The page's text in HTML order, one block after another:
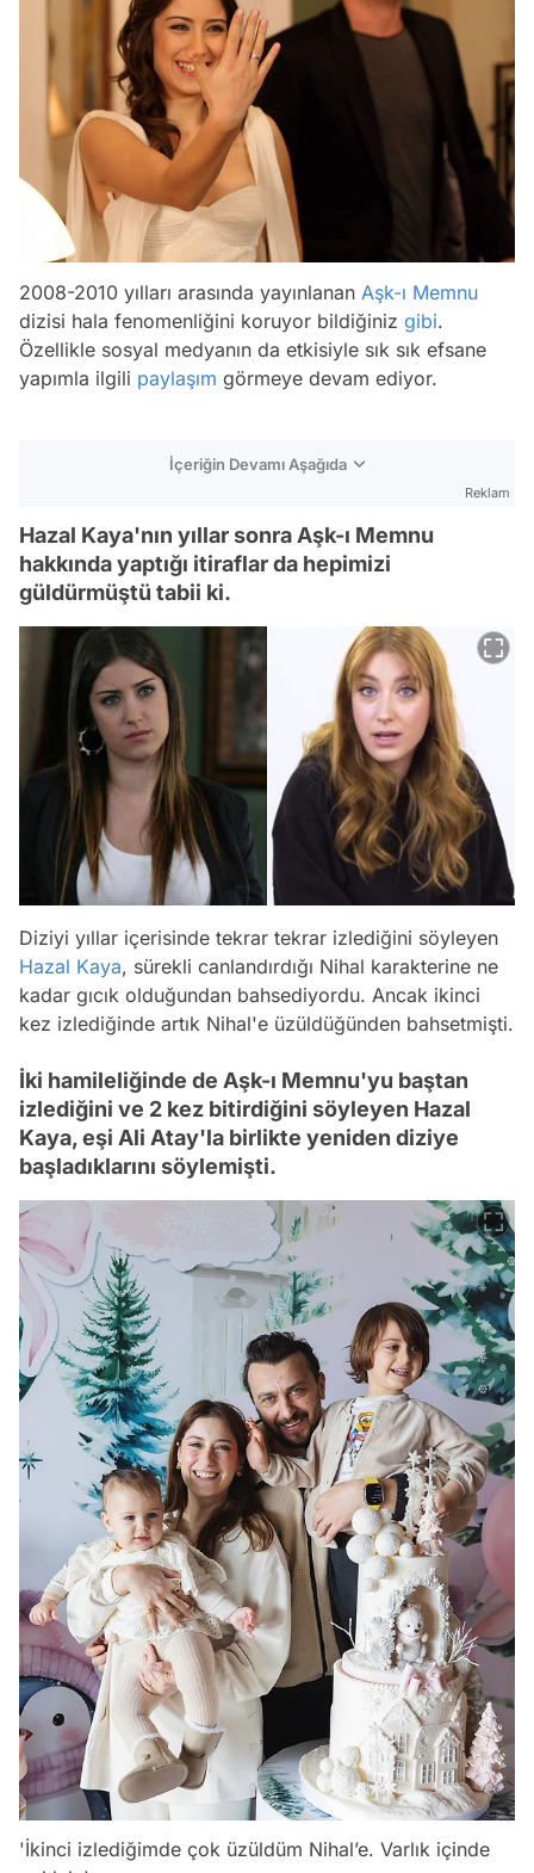
2008-2010 yılları arasında yayınlanan Aşk-ı Memnu
dizisi hala fenomenliğini koruyor bildiğiniz gibi.
Özellikle sosyal medyanın da etkisiyle sık sık efsane
yapımla ilgili paylaşım görmeye devam ediyor.
İçeriğin Devamı Aşağıda
Reklam
Hazal Kaya'nın yıllar sonra Aşk-ı Memnu
hakkında yaptığı itiraflar da hepimizi
güldürmüştü tabii ki.
Diziyi yıllar içerisinde tekrar tekrar izlediğini söyleyen
Hazal Kaya, sürekli canlandırdığı Nihal karakterine ne
kadar gıcık olduğundan bahsediyordu. Ancak ikinci
kez izlediğinde artık Nihal'e üzüldüğünden bahsetmişti.
İki hamileliğinde de Aşk-ı Memnu'yu baştan
izlediğini ve 2 kez bitirdiğini söyleyen Hazal
Kaya, eşi Ali Atay'la birlikte yeniden diziye
başladıklarını söylemişti.
'İkinci izlediğimde çok üzüldüm Nihal’e. Varlık içinde